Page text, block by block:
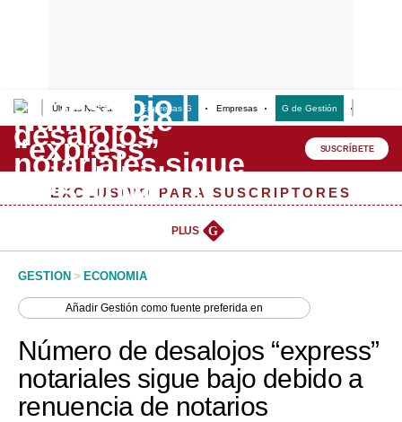
Últimas Noticias Empresas G Empresas G de Gestión
Lo último
Peru Quiosco
Management & Empleo
Perú
Política
SUSCRÍBETE
EXCLUSIVO PARA SUSCRIPTORES
PLUS G
GESTION > ECONOMIA
AñadirGestión como fuente preferida en
Número de desalojos “express”
notariales sigue bajo debido a
renuencia de notarios